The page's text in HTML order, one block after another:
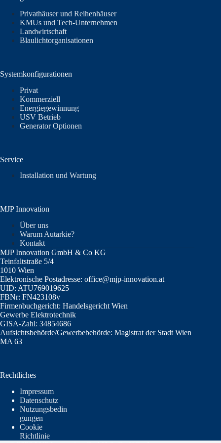
Privathäuser und Reihenhäuser
KMUs und Tech-Unternehmen
Landwirtschaft
Blaulichtorganisationen
Systemkonfigurationen
Privat
Kommerziell
Energiegewinnung
USV Betrieb
Generator Optionen
Service
Installation und Wartung
MJP Innovation
Über uns
Warum Autarkie?
Kontakt
MJP Innovation GmbH & Co KG
Teinfaltstraße 5/4
1010 Wien
Elektronische Postadresse: office@mjp-innovation.at
UID: ATU769019625
FBNr: FN423108v
Firmenbuchgericht: Handelsgericht Wien
Gewerbe Elektrotechnik
GISA-Zahl: 34854686
Aufsichtsbehörde/Gewerbebehörde: Magistrat der Stadt Wien
MA 63
Rechtliches
Impressum
Datenschutz
Nutzungsbedin
gungen
Cookie
Richtlinie